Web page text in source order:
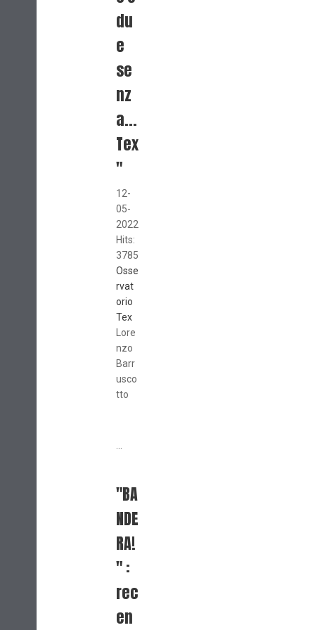
du
e
se
nz
a...
Tex
"
12-
05-
2022
Hits:
3785
Osse
rvat
orio
Tex
Lore
nzo
Barr
usco
tto
"BA
NDE
RA!
" :
rec
en